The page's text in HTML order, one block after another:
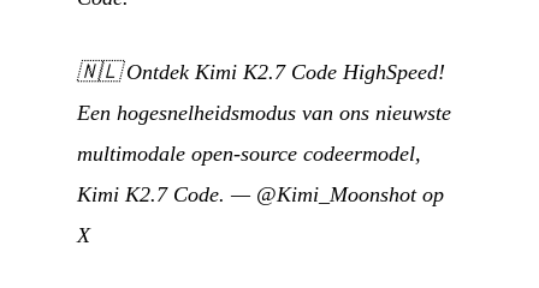
🇳🇱Ontdek Kimi K2.7 Code HighSpeed!
Een hogesnelheidsmodus van ons nieuwste
multimodale open-source codeermodel,
Kimi K2.7 Code. — @Kimi_Moonshot op
X